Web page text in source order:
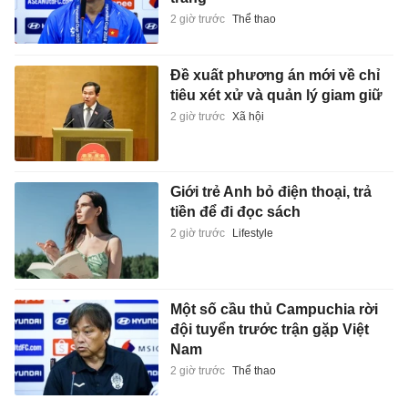
2 giờ trước Thể thao
Đề xuất phương án mới về chỉ
tiêu xét xử và quản lý giam giữ
2 giờ trước Xã hội
Giới trẻ Anh bỏ điện thoại, trả
tiền để đi đọc sách
2 giờ trước Lifestyle
Một số cầu thủ Campuchia rời
đội tuyển trước trận gặp Việt
Nam
2 giờ trước Thể thao